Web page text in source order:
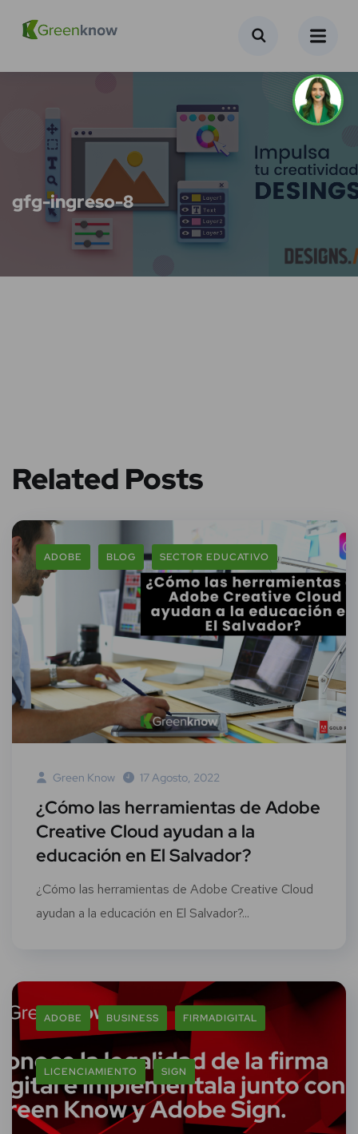
gfg-ingreso-8
Related Posts
ADOBE BLOG SECTOR EDUCATIVO
Green Know 17 Agosto, 2022
¿Cómo las herramientas de Adobe
Creative Cloud ayudan a la
educación en El Salvador?
¿Cómo las herramientas de Adobe Creative Cloud
ayudan a la educación en El Salvador?...
ADOBE BUSINESS FIRMADIGITAL
LICENCIAMIENTO SIGN